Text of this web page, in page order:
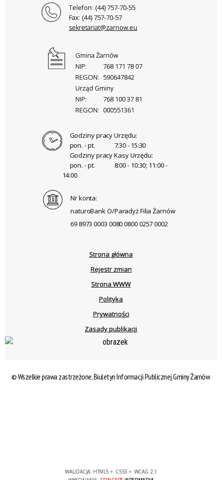
Telefon: (44) 757-70-55
Fax: (44) 757-70-57
sekretariat@zarnow.eu
Gmina Żarnów
NIP:
768 171 78 07
REGON: 590647842
Urząd Gminy
NIP:
768 100 37 81
REGON: 000551361
Godziny pracy Urzędu:
pon. - pt.
7:30 - 15:30
Godziny pracy Kasy Urzędu:
pon. - pt.
8:00 - 10:30; 11:00 -
14:00
Nr konta:
naturoBank O/Paradyż Filia Żarnów
69 8973 0003 0080 0800 0257 0002
Strona główna
Rejestr zmian
Strona WWW
Polityka
Prywatności
Zasady publikacji
© Wszelkie prawa zastrzeżone, Biuletyn Informacji Publicznej Gminy Żarnów
WALIDACJA: HTML5 + CSS3 + WCAG 2.1